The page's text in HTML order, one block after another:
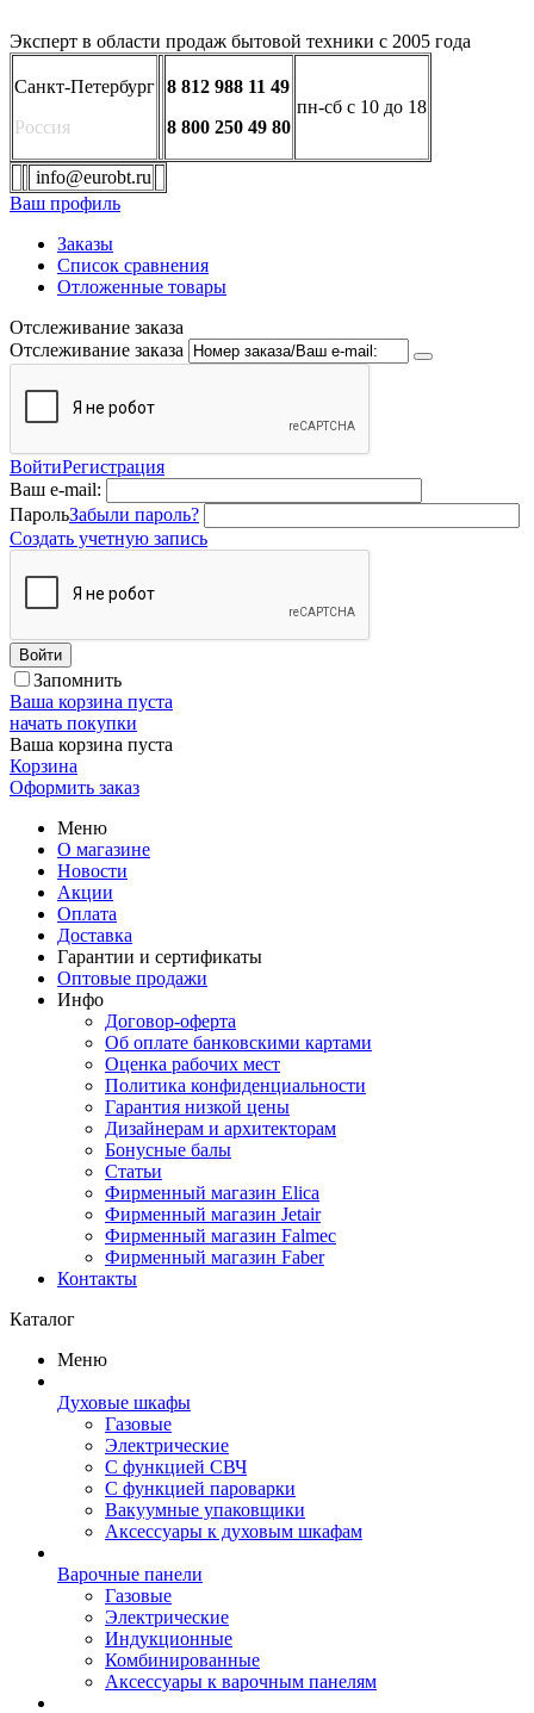
Эксперт в области продаж бытовой техники с 2005 года
Санкт-Петербург
Россия
8 812 988 11 49
8 800 250 49 80
пн-сб с 10 до 18
info@eurobt.ru
Ваш профиль
Заказы
Список сравнения
Отложенные товары
Отслеживание заказа
Отслеживание заказа
ВойтиРегистрация
Ваш e-mail:
ПарольЗабыли пароль?
Создать учетную запись
Войти
Запомнить
Ваша корзина пуста
начать покупки
Ваша корзина пуста
Корзина
Оформить заказ
Меню
О магазине
Новости
Акции
Оплата
Доставка
Гарантии и сертификаты
Оптовые продажи
Инфо
Договор-оферта
Об оплате банковскими картами
Оценка рабочих мест
Политика конфиденциальности
Гарантия низкой цены
Дизайнерам и архитекторам
Бонусные балы
Статьи
Фирменный магазин Elica
Фирменный магазин Jetair
Фирменный магазин Falmec
Фирменный магазин Faber
Контакты
Каталог
Меню
Духовые шкафы
Газовые
Электрические
С функцией СВЧ
С функцией пароварки
Вакуумные упаковщики
Аксессуары к духовым шкафам
Варочные панели
Газовые
Электрические
Индукционные
Комбинированные
Аксессуары к варочным панелям